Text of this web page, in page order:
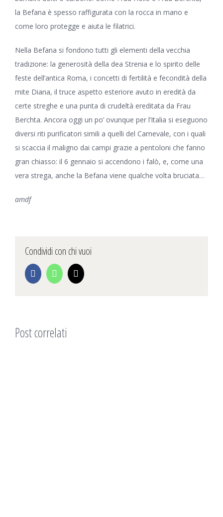
la Befana è spesso raffigurata con la rocca in mano e
come loro protegge e aiuta le filatrici.
Nella Befana si fondono tutti gli elementi della vecchia
tradizione: la generosità della dea Strenia e lo spirito delle
feste dell’antica Roma, i concetti di fertilità e fecondità della
mite Diana, il truce aspetto esteriore avuto in eredità da
certe streghe e una punta di crudeltà ereditata da Frau
Berchta. Ancora oggi un po’ ovunque per l’Italia si eseguono
diversi riti purificatori simili a quelli del Carnevale, con i quali
si scaccia il maligno dai campi grazie a pentoloni che fanno
gran chiasso: il 6 gennaio si accendono i falò, e, come una
vera strega, anche la Befana viene qualche volta bruciata…
amdf
Condividi con chi vuoi
FacebookWhatsApp
Email
Post correlati